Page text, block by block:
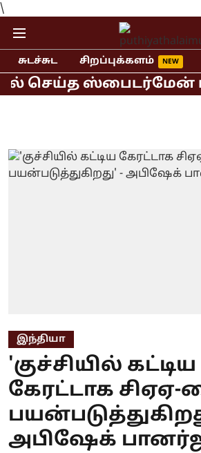
\
சுடச்சுட சிறப்புக்களம்
ஸ்பைடர்மேன்
இந்தியா
'குச்சியில் கட்டிய
கேரட்டாக
அபிஷேக்